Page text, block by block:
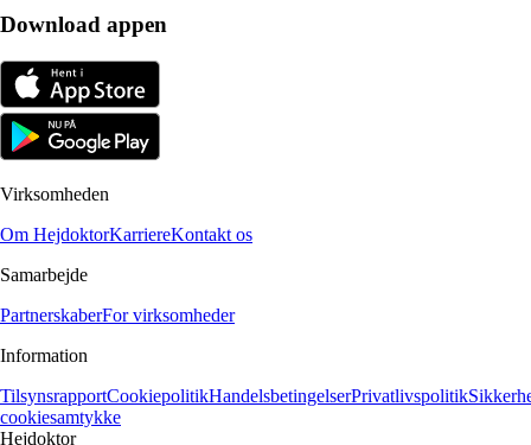
Download appen
Virksomheden
Om HejdoktorKarriereKontakt os
Samarbejde
PartnerskaberFor virksomheder
Information
TilsynsrapportCookiepolitikHandelsbetingelserPrivatlivspolitik
cookiesamtykke
Hejdoktor